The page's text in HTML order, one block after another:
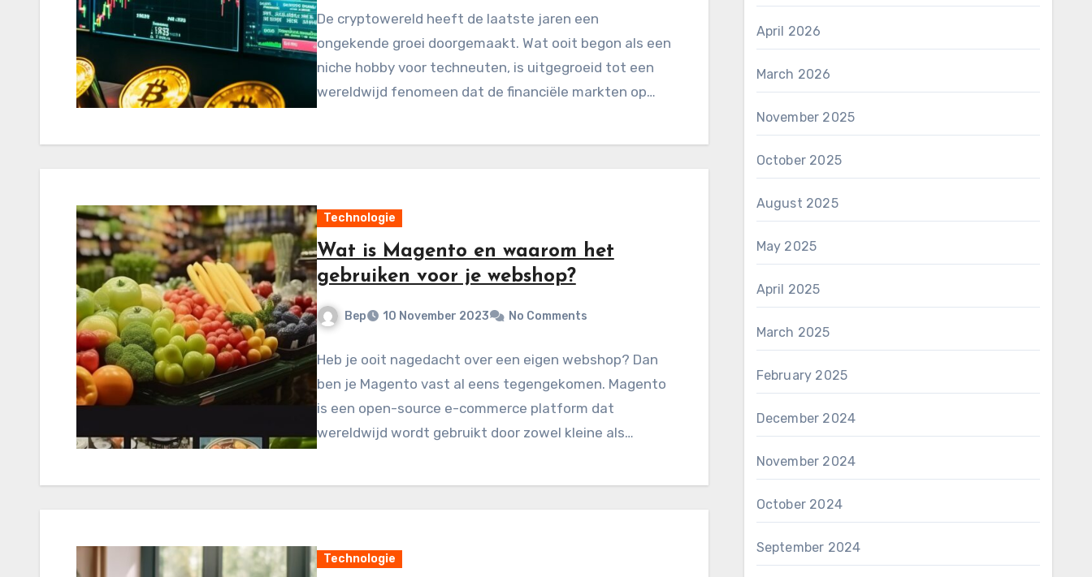
De cryptowereld heeft de laatste jaren een
ongekende groei doorgemaakt. Wat ooit begon als een
niche hobby voor techneuten, is uitgegroeid tot een
wereldwijd fenomeen dat de financiële markten op…
Technologie
Wat is Magento en waarom het
gebruiken voor je webshop?
Bep 10 November 2023 No Comments
Heb je ooit nagedacht over een eigen webshop? Dan
ben je Magento vast al eens tegengekomen. Magento
is een open-source e-commerce platform dat
wereldwijd wordt gebruikt door zowel kleine als…
Technologie
April 2026
March 2026
November 2025
October 2025
August 2025
May 2025
April 2025
March 2025
February 2025
December 2024
November 2024
October 2024
September 2024